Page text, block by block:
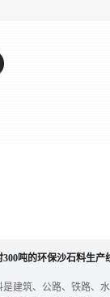
300吨的环保沙石料生产
是建筑、公路、铁路、